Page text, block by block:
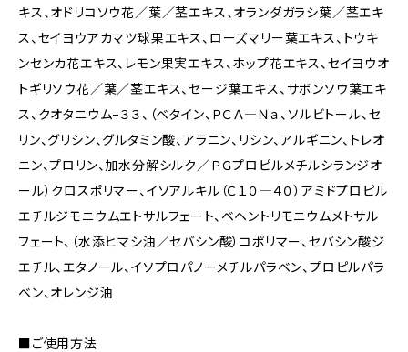
キス、オドリコソウ花／葉／茎エキス、オランダガラシ葉／茎エキ
ス、セイヨウアカマツ球果エキス、ローズマリー葉エキス、トウキ
ンセンカ花エキス、レモン果実エキス、ホップ花エキス、セイヨウオ
トギリソウ花／葉／茎エキス、セージ葉エキス、サボンソウ葉エキ
ス、クオタニウム−３３、（ベタイン、ＰＣＡ―Ｎａ、ソルビトール、セ
リン、グリシン、グルタミン酸、アラニン、リシン、アルギニン、トレオ
ニン、プロリン、加水分解シルク／ＰＧプロピルメチルシランジオ
ール）クロスポリマー、イソアルキル（Ｃ１０―４０）アミドプロピル
エチルジモニウムエトサルフェート、ベヘントリモニウムメトサル
フェート、（水添ヒマシ油／セバシン酸）コポリマー、セバシン酸ジ
エチル、エタノール、イソプロパノーメチルパラベン、プロピルパラ
ベン、オレンジ油
■ご使用方法